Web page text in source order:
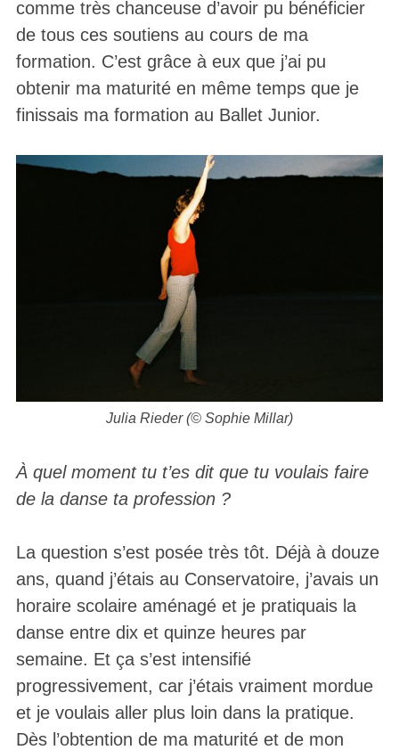
comme très chanceuse d’avoir pu bénéficier
de tous ces soutiens au cours de ma
formation. C’est grâce à eux que j’ai pu
obtenir ma maturité en même temps que je
finissais ma formation au Ballet Junior.
Julia Rieder (© Sophie Millar)
À quel moment tu t’es dit que tu voulais faire
de la danse ta profession ?
La question s’est posée très tôt. Déjà à douze
ans, quand j’étais au Conservatoire, j’avais un
horaire scolaire aménagé et je pratiquais la
danse entre dix et quinze heures par
semaine. Et ça s’est intensifié
progressivement, car j’étais vraiment mordue
et je voulais aller plus loin dans la pratique.
Dès l’obtention de ma maturité et de mon